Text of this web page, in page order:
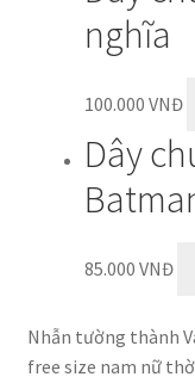
nghĩa
100.000 VNĐ
Dây
85.000 VNĐ
Nhẫn tường thành
free size nam nữ